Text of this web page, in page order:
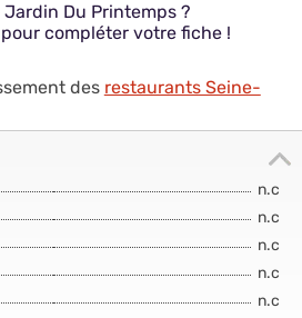
Du Printemps ?
pour compléter votre fiche !
des restaurants Seine-
n.c
n.c
n.c
n.c
n.c